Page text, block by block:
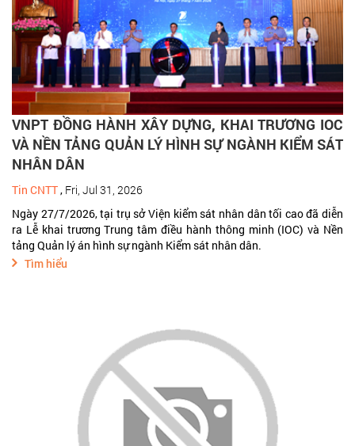
VNPT ĐỒNG HÀNH XÂY DỰNG, KHAI TRƯƠNG IOC
VÀ NỀN TẢNG QUẢN LÝ HÌNH SỰ NGÀNH KIỂM SÁT
NHÂN DÂN
Tin CNTT, Fri, Jul 31, 2026
Ngày 27/7/2026, tại trụ sở Viện kiểm sát nhân dân tối cao đã diễn
ra Lễ khai trương Trung tâm điều hành thông minh (IOC) và Nền
tảng Quản lý án hình sự ngành Kiểm sát nhân dân.
Tìm hiểu